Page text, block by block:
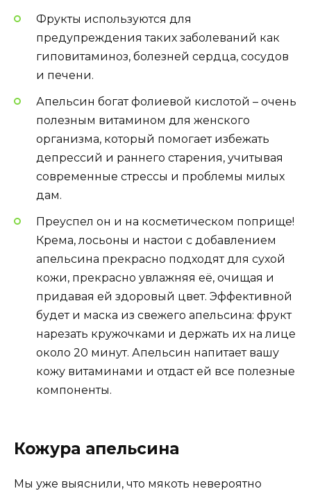
Фрукты используются для
предупреждения таких заболеваний как
гиповитаминоз, болезней сердца, сосудов
и печени.
Апельсин богат фолиевой кислотой – очень
полезным витамином для женского
организма, который помогает избежать
депрессий и раннего старения, учитывая
современные стрессы и проблемы милых
дам.
Преуспел он и на косметическом поприще!
Крема, лосьоны и настои с добавлением
апельсина прекрасно подходят для сухой
кожи, прекрасно увлажняя её, очищая и
придавая ей здоровый цвет. Эффективной
будет и маска из свежего апельсина: фрукт
нарезать кружочками и держать их на лице
около 20 минут. Апельсин напитает вашу
кожу витаминами и отдаст ей все полезные
компоненты.
Кожура апельсина
Мы уже выяснили, что мякоть невероятно